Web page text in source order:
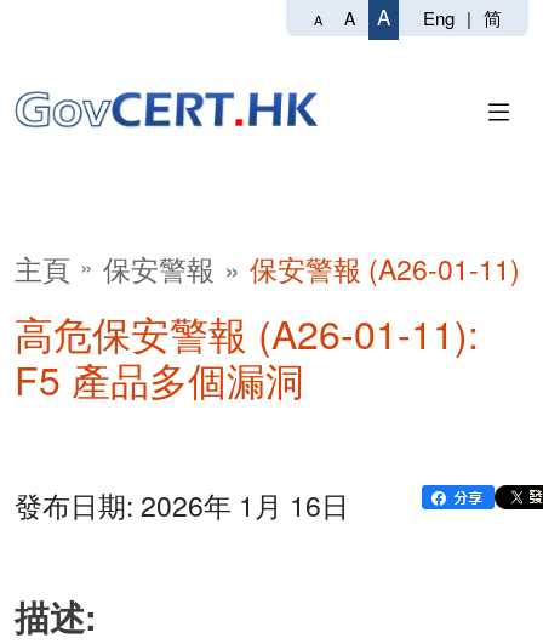
A A A Eng | 简
主頁 保安警報 保安警報 (A26-01-11)
高危保安警報 (A26-01-11):
F5 產品多個漏洞
發布日期: 2026年 1月 16日
描述: